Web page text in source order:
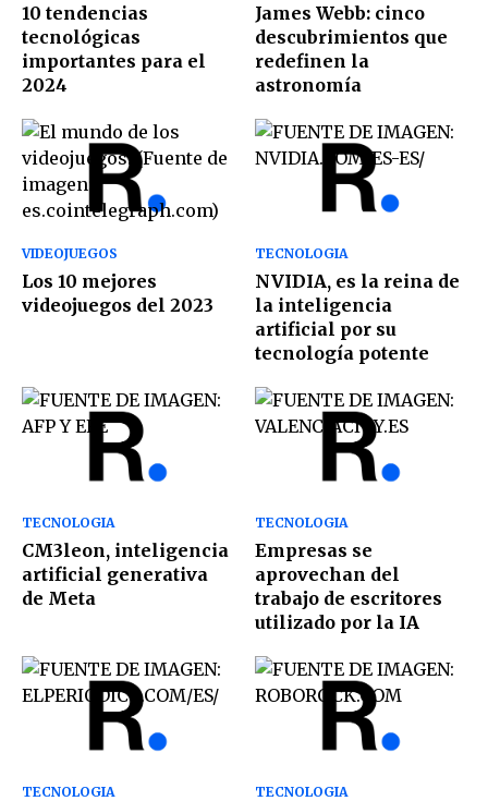
10 tendencias
tecnológicas
importantes para el
2024
James Webb: cinco
descubrimientos que
redefinen la
astronomía
VIDEOJUEGOS
Los 10 mejores
videojuegos del 2023
TECNOLOGIA
NVIDIA, es la reina de
la inteligencia
artificial por su
tecnología potente
TECNOLOGIA
CM3leon, inteligencia
artificial generativa
de Meta
TECNOLOGIA
Empresas se
aprovechan del
trabajo de escritores
utilizado por la IA
TECNOLOGIA TECNOLOGIA